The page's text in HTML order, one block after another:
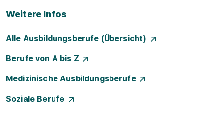
Weitere Infos
Alle Ausbildungsberufe (Übersicht)
Berufe von A bis Z
Medizinische Ausbildungsberufe
Soziale Berufe